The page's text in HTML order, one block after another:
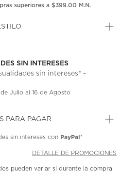
superiores a $399.00 M.N.
SIN INTERESES
sin intereses* -
Julio al 16 de Agosto
PARA PAGAR
sin intereses con PayPal*
DETALLE DE PROMOCIONES
pueden variar si durante la compra